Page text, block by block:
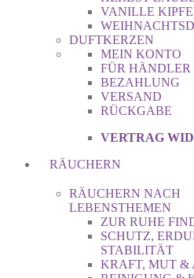
VANILLE
DUFTKERZEN
MEIN KONTO
FÜR HÄNDLER
BEZAHLUNG
VERSAND
RÜCKGABE
VERTRAG
RÄUCHERN
RÄUCHERN NACH
LEBENSTHEMEN
ZUR RUHE
SCHUTZ,
STABILITÄT
KRAFT, MUT &